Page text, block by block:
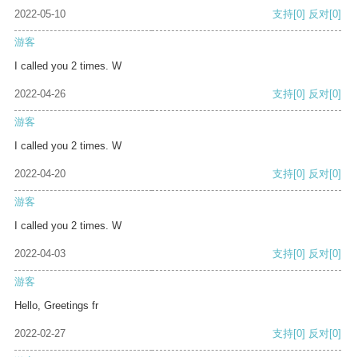
2022-05-10 支持[0] 反对[0]
游客
I called you 2 times. W
2022-04-26 支持[0] 反对[0]
游客
I called you 2 times. W
2022-04-20 支持[0] 反对[0]
游客
I called you 2 times. W
2022-04-03 支持[0] 反对[0]
游客
Hello, Greetings fr
2022-02-27 支持[0] 反对[0]